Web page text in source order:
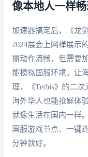
像本地人一样
加速器搞定后，《龙
2024展会上网禅展示
丽动作流畅，但需要
能模拟国服环境，让
理，《Terbis》的二次
海外华人也能抢鲜体
就像生活在国内一样
国服游戏节点、一键
分钟就好。